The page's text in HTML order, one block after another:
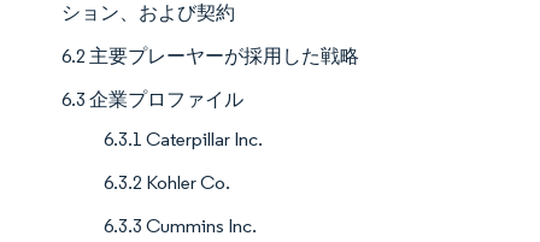
ション、および契約
6.2 主要プレーヤーが採用した戦略
6.3 企業プロファイル
6.3.1 Caterpillar Inc.
6.3.2 Kohler Co.
6.3.3 Cummins Inc.